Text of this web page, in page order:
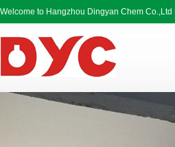
Welcome to Hangzhou Dingyan Chem Co.,Ltd